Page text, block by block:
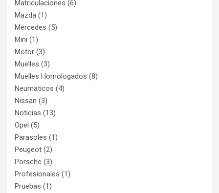
Matriculaciones (6)
Mazda (1)
Mercedes (5)
Mini (1)
Motor (3)
Muelles (3)
Muelles Homologados (8)
Neumaticos (4)
Nissan (3)
Noticias (13)
Opel (5)
Parasoles (1)
Peugeot (2)
Porsche (3)
Profesionales (1)
Pruebas (1)